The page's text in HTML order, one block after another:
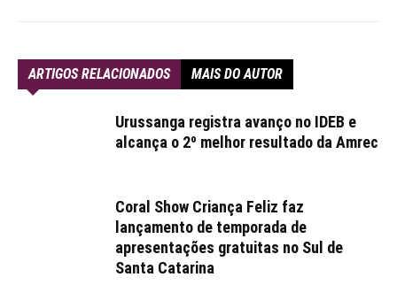
ARTIGOS RELACIONADOS MAIS DO AUTOR
Urussanga registra avanço no IDEB e
alcança o 2º melhor resultado da Amrec
Coral Show Criança Feliz faz
lançamento de temporada de
apresentações gratuitas no Sul de
Santa Catarina